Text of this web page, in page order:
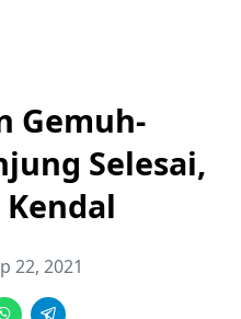
Gemuh-
Selesai,
22, 2021